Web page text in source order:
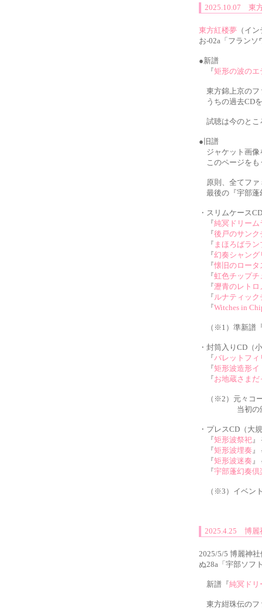
2025.10.07 東
東方紅楼夢 （イ
お-02a「フラン
●新譜
『矩形の波のエ
東方錦上京のフ
うちの過去CD
試聴は今のとこ
●旧譜
ジャケット画像
このページをも
原則、全てファ
最後の『宇部蓬
・スリムケース
『純冥ドリーム
『後戸のサンク
『 まほろばラン
『幻奏シャング
『懐旧のロータ
『虹色チップチ
『瀝青のレトロ
『ルナティッ
『Witches in
（※1）準新譜『
・封筒入りCD（
『バレットフィ
『矩形波造形イ
『お地蔵さま
（※2）元々コー
当初の頒布価
・プレスCD（大
『矩形波祭祀』
『矩形波埋奏 』
『矩形波迷奏 』
『宇部蓬幻奏倶
（※3）イベント
2025.4.25 博麗
2025/5/5 博麗神
ぬ28a「宇部ソフ
新譜『純冥ドリ
東方紺珠伝のフ